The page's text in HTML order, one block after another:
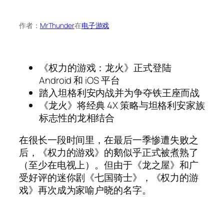
作者： MrThunder在电子游戏
《权力的游戏：龙火》正式登陆
Android 和 iOS 平台
踏入坦格利安内战并为争夺铁王座而战
《龙火》将经典 4X 策略与坦格利安家族
标志性的龙相结合
在很长一段时间里，在最后一季惨遭失败之
后，《权力的游戏》的鹅似乎正式被煮熟了
（至少在电视上）。但由于《龙之屋》和广
受好评的迷你剧《七国骑士》，《权力的游
戏》再次成为家喻户晓的名字。